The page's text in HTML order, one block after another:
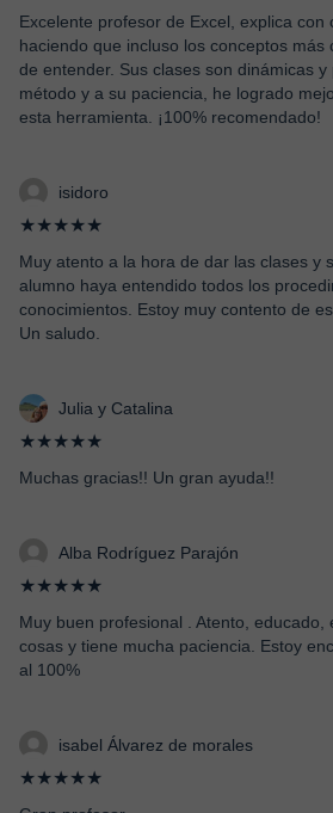
Excelente profesor de Excel, explica con
haciendo que incluso los conceptos más
de entender. Sus clases son dinámicas
método y a su paciencia, he logrado
esta herramienta. ¡100% recomendado!
isidoro
★★★★★
Muy atento a la hora de dar las clases y
alumno haya entendido todos los
conocimientos. Estoy muy contento de
Un saludo.
Julia y Catalina
★★★★★
Muchas gracias!! Un gran ayuda!!
Alba Rodríguez Parajón
★★★★★
Muy buen profesional . Atento, educado,
cosas y tiene mucha paciencia. Estoy
al 100%
isabel Álvarez de morales
★★★★★